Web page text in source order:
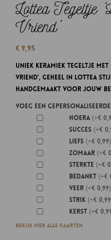
Lottea Tegeltje
Vriend’
€ 9,95
Uniek keramiek tegeltje met
Vriend’, geheel in Lottea
handgemaakt voor jouw
Voeg een
Hoera (+€
Succes (+€
Liefs (+€ 0,99)
Zomaar (+€
Sterkte (+€
Bedankt (+€
Veer (+€ 0,99)
Strik (+€
Kerst (+€
Bekijk hier alle kaarten